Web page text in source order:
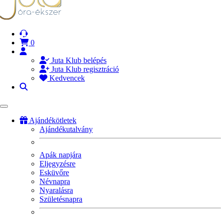
0
Juta Klub belépés
Juta Klub regisztráció
Kedvencek
Ajándékötletek
Ajándékutalvány
Apák napjára
Eljegyzésre
Esküvőre
Névnapra
Nyaralásra
Születésnapra